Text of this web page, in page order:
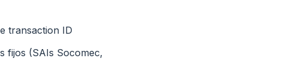
transaction ID
fijos (SAIs Socomec,